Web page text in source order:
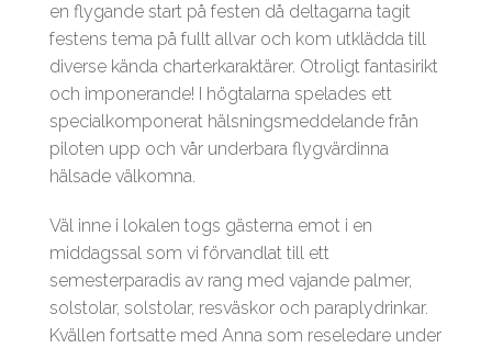
en flygande start på festen då deltagarna tagit
festens tema på fullt allvar och kom utklädda till
diverse kända charterkaraktärer. Otroligt fantasirikt
och imponerande! I högtalarna spelades ett
specialkomponerat hälsningsmeddelande från
piloten upp och vår underbara flygvärdinna
hälsade välkomna.
Väl inne i lokalen togs gästerna emot i en
middagssal som vi förvandlat till ett
semesterparadis av rang med vajande palmer,
solstolar, solstolar, resväskor och paraplydrinkar.
Kvällen fortsatte med Anna som reseledare under